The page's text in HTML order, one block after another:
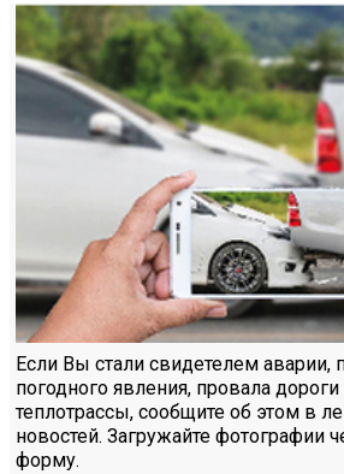
Если Вы стали свидетелем аварии,
погодного явления, провала
теплотрассы, сообщите об этом в
новостей. Загружайте фотографии
форму.